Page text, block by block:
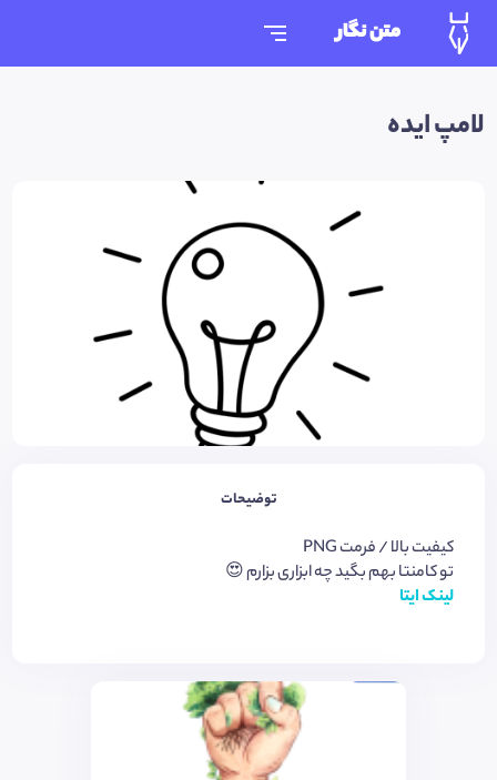
متن نگار
لامپ ایده
توضیحات
کیفیت بالا / فرمت PNG
تو کامنتا بهم بگید چه ابزاری بزارم 😍
لینک ایتا